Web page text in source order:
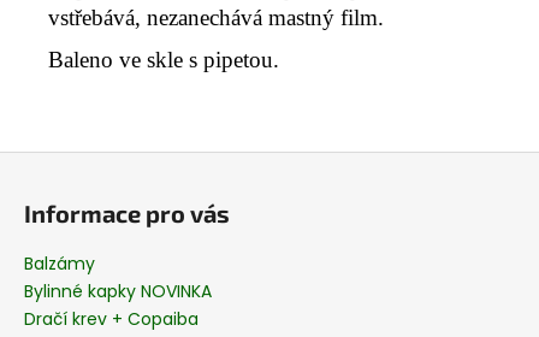
vstřebává, nezanechává mastný film.
Baleno ve skle s pipetou.
Informace pro vás
Balzámy
Bylinné kapky NOVINKA
Dračí krev + Copaiba